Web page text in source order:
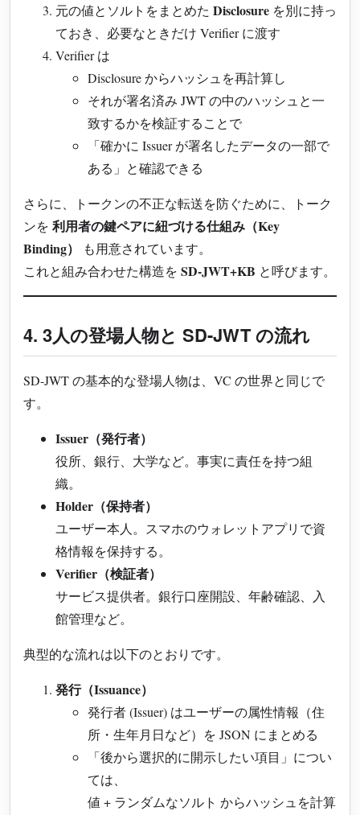
元の値とソルトをまとめた Disclosure を別に持っ
ておき、必要なときだけ Verifier に渡す
Verifier は
Disclosure からハッシュを再計算し
それが署名済み JWT の中のハッシュと一
致するかを検証することで
「確かに Issuer が署名したデータの一部で
ある」と確認できる
さらに、トークンの不正な転送を防ぐために、トーク
ンを 利用者の鍵ペアに紐づける仕組み（Key
Binding）
も用意されています。
これと組み合わせた構造を SD-JWT+KB と呼びます。
4. 3人の登場人物と SD-JWT の流れ
SD-JWT の基本的な登場人物は、VC の世界と同じで
す。
Issuer（発行者）
役所、銀行、大学など。事実に責任を持つ組
織。
Holder（保持者）
ユーザー本人。スマホのウォレットアプリで資
格情報を保持する。
Verifier（検証者）
サービス提供者。銀行口座開設、年齢確認、入
館管理など。
典型的な流れは以下のとおりです。
発行（Issuance）
発行者 (Issuer) はユーザーの属性情報（住
所・生年月日など）を JSON にまとめる
「後から選択的に開示したい項目」につい
ては、
値 + ランダムなソルト からハッシュを計算